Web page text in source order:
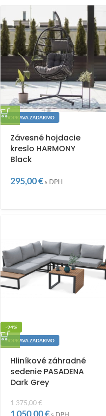
DOPRAVA ZADARMO
Závesné hojdacie
kreslo HARMONY
Black
295,00€s DPH
-24%
DOPRAVA ZADARMO
Hliníkové záhradné
sedenie PASADENA
Dark Grey
1 375,00€
1 050,00€